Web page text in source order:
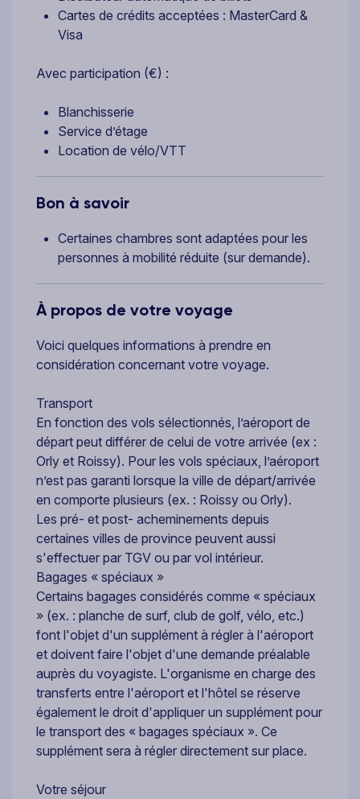
Cartes de crédits acceptées : MasterCard &
Visa
Avec participation (€) :
Blanchisserie
Service d’étage
Location de vélo/VTT
Bon à savoir
Certaines chambres sont adaptées pour les
personnes à mobilité réduite (sur demande).
À propos de votre voyage
Voici quelques informations à prendre en
considération concernant votre voyage.
Transport
En fonction des vols sélectionnés, l’aéroport de
départ peut différer de celui de votre arrivée (ex :
Orly et Roissy). Pour les vols spéciaux, l’aéroport
n’est pas garanti lorsque la ville de départ/arrivée
en comporte plusieurs (ex. : Roissy ou Orly).
Les pré- et post- acheminements depuis
certaines villes de province peuvent aussi
s'effectuer par TGV ou par vol intérieur.
Bagages « spéciaux »
Certains bagages considérés comme « spéciaux
» (ex. : planche de surf, club de golf, vélo, etc.)
font l'objet d'un supplément à régler à l'aéroport
et doivent faire l'objet d'une demande préalable
auprès du voyagiste. L'organisme en charge des
transferts entre l'aéroport et l'hôtel se réserve
également le droit d'appliquer un supplément pour
le transport des « bagages spéciaux ». Ce
supplément sera à régler directement sur place.
Votre séjour